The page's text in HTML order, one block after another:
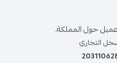
التجاري